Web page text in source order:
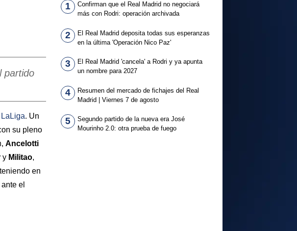
partido
LaLiga. Un
su pleno
Ancelotti
y Militao,
en
el
1
Confirman que el Real Madrid no negociará
más con Rodri: operación archivada
2
El Real Madrid deposita todas sus esperanzas
en la última 'Operación Nico Paz'
3
El Real Madrid 'cancela' a Rodri y ya apunta
un nombre para 2027
4
Resumen del mercado de fichajes del Real
Madrid | Viernes 7 de agosto
5
Segundo partido de la nueva era José
Mourinho 2.0: otra prueba de fuego